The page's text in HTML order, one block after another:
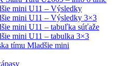
mini U11 – Výsledky
mini U11 – Výsledky 3×3
mini U11 – tabuľka súťaže
mini U11 – tabulka 3×3
tímu Mladšie mini